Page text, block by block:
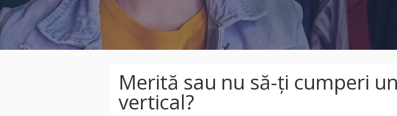
Merită sau nu să-ți cumperi
vertical?